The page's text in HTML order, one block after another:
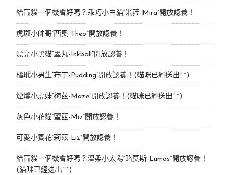
給盲貓一個機會好嗎？乖巧小白貓“米菈-Mira”開放認養！
虎斑小帥哥“西奧-Theo”開放認養！
漂亮小黑貓“墨丸-Inkball”開放認養！
橘玳小男生“布丁-Pudding”開放認養！(貓咪已經送出^^)
煙燻小虎妹“梅茲-Maze”開放認養！(貓咪已經送出^^)
灰色小花貓“蜜茲-Miz”開放認養！
可愛小賓花“莉茲-Liz”開放認養！
給盲貓一個機會好嗎？溫柔小太陽“路莫斯-Lumos”開放認養！
(貓咪已經送出^^)